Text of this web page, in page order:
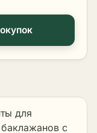
для
баклажанов с